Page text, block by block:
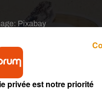
Pixabay
privée est notre priorité